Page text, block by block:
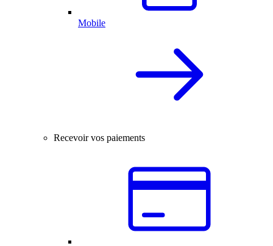
Mobile
Recevoir vos paiements